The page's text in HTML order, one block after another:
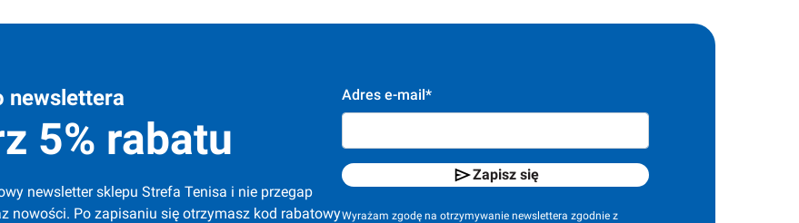
newslettera
5% rabatu
newsletter sklepu Strefa Tenisa i nie przegap
nowości. Po zapisaniu się otrzymasz kod rabatowy
Adres e-mail*
Zapisz się
Wyrażam zgodę na otrzymywanie newslettera zgodnie z